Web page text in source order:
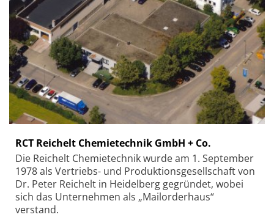
RCT Reichelt Chemietechnik GmbH + Co.
Die Reichelt Chemietechnik wurde am 1. September
1978 als Vertriebs- und Produktionsgesellschaft von
Dr. Peter Reichelt in Heidelberg gegründet, wobei
sich das Unternehmen als „Mailorderhaus“
verstand.